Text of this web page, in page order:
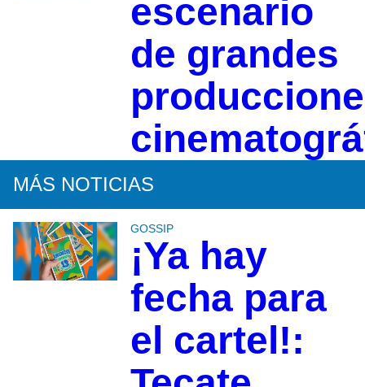
escenario
de grandes
MÁS NOTICIAS
GOSSIP
¡Ya hay
fecha para
el cartel!: